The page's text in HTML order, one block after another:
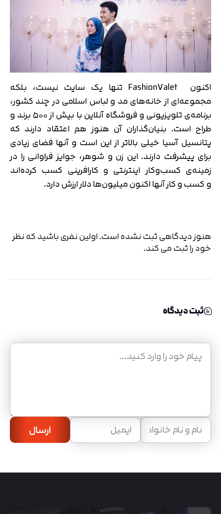
اکنون FashionValet تنها یک سایت نیست، بلکه
مجموعه‌ای از خانه‌های مد و لباس اسلامی در چند کشور،
برنامه‌ی تلویزیونی و فروشگاه آنلاین با بیش از ۵۰۰ برند و
طراح است. بنیان‌گذاران آن هنوز هم اعتقاد دارند که
پتانسیل آسیا خیلی بالاتر از این است و آنها فضای زیادی
برای پیشرفت دارند. این زن و شوهر، جوایز فراوانی را در
زمینه‌ی کسب‌وکار اینترنتی و کارافرینی کسب کرده‌اند
و کسب و کار آنها اکنون میلیون‌ها دلار ارزش دارد.
هنوز دیدگاهی ثبت نشده است. اولین نفری باشید که نظر
خود را ثبت می کند.
ثبت دیدگاه
ارسال